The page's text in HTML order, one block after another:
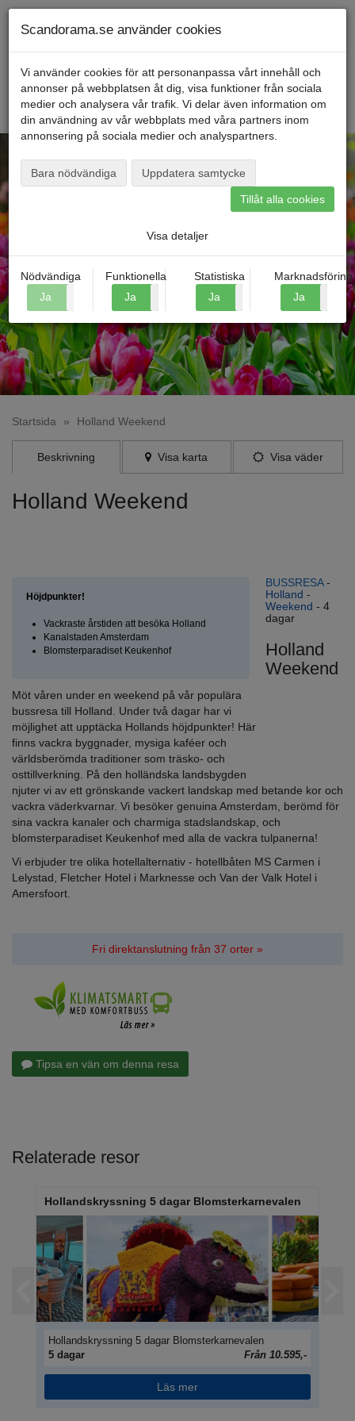
Menu
Startsida » Holland Weekend
Beskrivning Visa karta Visa väder
Holland Weekend
Höjdpunkter!
Vackraste årstiden att besöka Holland
Kanalstaden Amsterdam
Blomsterparadiset Keukenhof
BUSSRESA-
Holland -
Weekend - 4
dagar
Holland
Weekend
Möt våren under en weekend på vår populära
bussresa till Holland. Under två ­dagar har vi
möjlighet att ­upptäcka Hollands höjdpunkter! Här
finns vackra byggnader, mysiga kaféer och
världs­berömda traditioner som träsko- och
osttillverkning. På den holländska landsbygden
njuter vi av ett grönskande vackert landskap med betande kor och
vackra ­väderkvarnar. Vi besöker genuina Amsterdam, berömd för
sina vackra kanaler och charmiga stadslandskap, och
blomsterparadiset Keukenhof med alla de vackra tulpanerna!
Vi erbjuder tre olika hotellalternativ - hotellbåten MS Carmen i
Lelystad, Fletcher Hotel i Marknesse och Van der Valk Hotel i
Amersfoort.
Fri direktanslutning från 37 orter »
Tipsa en vän om denna resa
Relaterade resor
Hollandskryssning 5 dagar Blomsterkarnevalen
Hollandskryssning 5 dagar Blomsterkarnevalen
5 dagar
Från 10.595,-
Läs mer
Scandorama.se använder cookies
Vi använder cookies för att personanpassa vårt innehåll och
annonser på webbplatsen åt dig, visa funktioner från sociala
medier och analysera vår trafik. Vi delar även information om
din användning av vår webbplats med våra partners inom
annonsering på sociala medier och analyspartners.
Bara nödvändiga Uppdatera samtycke
Tillåt alla cookies
Visa detaljer
Nödvändiga
Ja
Funktionella
Ja
Statistiska
Ja
Marknadsföring
Ja